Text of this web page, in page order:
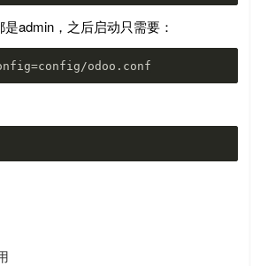
admin，之后启动只需要：